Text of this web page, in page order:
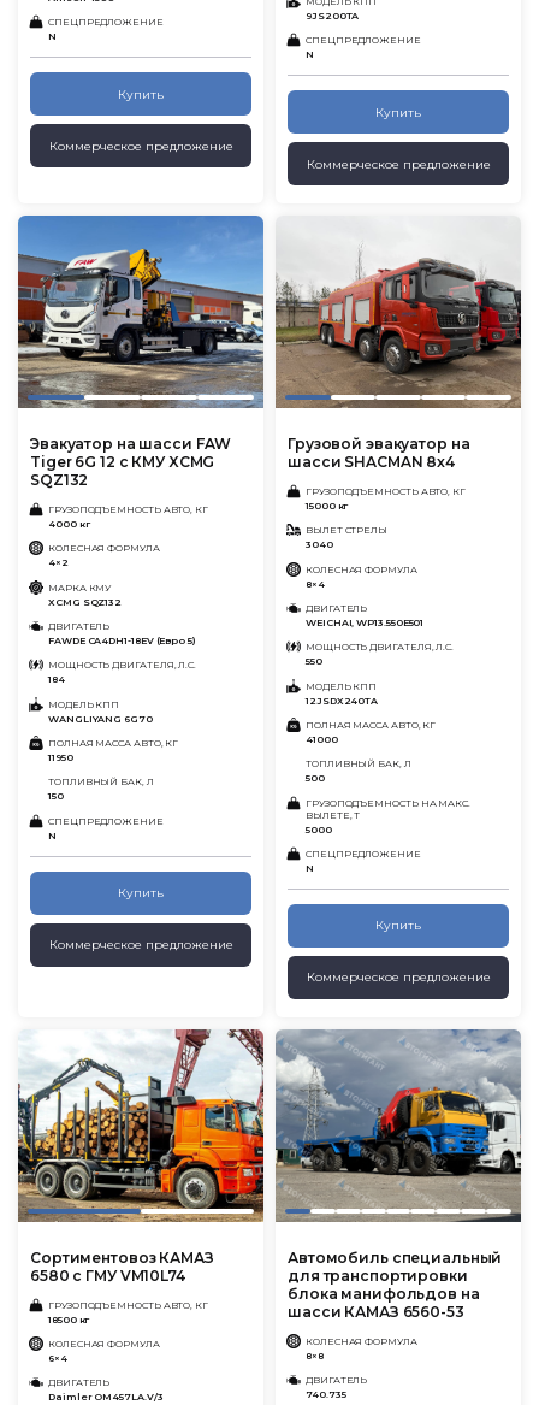
СПЕЦПРЕДЛОЖЕНИЕ
N
Купить
Коммерческое предложение
9JS200TA
СПЕЦПРЕДЛОЖЕНИЕ
N
Купить
Коммерческое предложение
Эвакуатор на шасси FAW
Tiger 6G 12 с КМУ XCMG
SQZ132
ГРУЗОПОДЪЕМНОСТЬ АВТО, КГ
4000 кг
КОЛЕСНАЯ ФОРМУЛА
4×2
МАРКА КМУ
XCMG SQZ132
ДВИГАТЕЛЬ
FAWDE CA4DH1-18EV (Евро 5)
МОЩНОСТЬ ДВИГАТЕЛЯ, Л.С.
184
МОДЕЛЬ КПП
WANGLIYANG 6G70
ПОЛНАЯ МАССА АВТО, КГ
11950
ТОПЛИВНЫЙ БАК, Л
150
СПЕЦПРЕДЛОЖЕНИЕ
N
Купить
Коммерческое предложение
Грузовой эвакуатор на
шасси SHACMAN 8x4
ГРУЗОПОДЪЕМНОСТЬ АВТО, КГ
15000 кг
ВЫЛЕТ СТРЕЛЫ
3040
КОЛЕСНАЯ ФОРМУЛА
8×4
ДВИГАТЕЛЬ
WEICHAI, WP13.550E501
МОЩНОСТЬ ДВИГАТЕЛЯ, Л.С.
550
МОДЕЛЬ КПП
12JSDX240TA
ПОЛНАЯ МАССА АВТО, КГ
41000
ТОПЛИВНЫЙ БАК, Л
500
ГРУЗОПОДЪЕМНОСТЬ НА МАКС.
ВЫЛЕТЕ, Т
5000
СПЕЦПРЕДЛОЖЕНИЕ
N
Купить
Коммерческое предложение
Сортиментовоз КАМАЗ
6580 с ГМУ VM10L74
ГРУЗОПОДЪЕМНОСТЬ АВТО, КГ
18500 кг
КОЛЕСНАЯ ФОРМУЛА
6×4
ДВИГАТЕЛЬ
Daimler OM457LA.V/3
Автомобиль специальный
для транспортировки
блока манифольдов на
шасси КАМАЗ 6560-53
КОЛЕСНАЯ ФОРМУЛА
8×8
ДВИГАТЕЛЬ
740.735